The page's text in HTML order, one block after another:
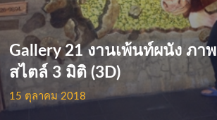
Gallery 21 งานเพ้นท์ผนัง ภาพ
สไตล์ 3 มิติ (3D)
15 ตุลาคม 2018